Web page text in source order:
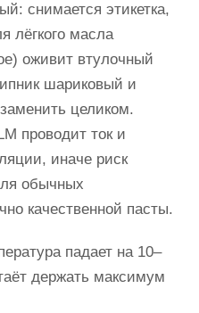
снимается этикетка,
лёгкого масла
оживит втулочный
шариковый и
целиком.
проводит ток и
иначе риск
обычных
качественной пасты.
падает на 10–
держать максимум